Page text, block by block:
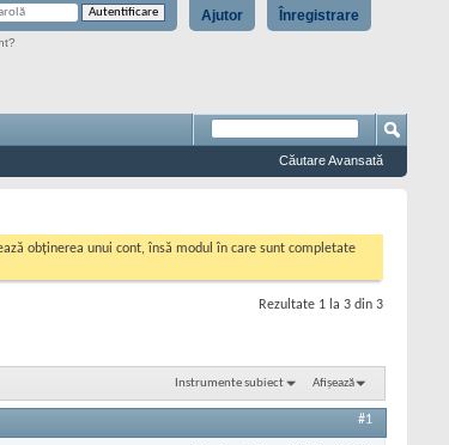
Înregistrare
Ajutor
Căutare Avansată
obținerea unui cont, însă modul în care sunt completate
Rezultate 1 la 3 din 3
Instrumente subiect Afișează
#1